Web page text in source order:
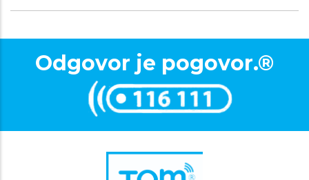
Odgovor je pogovor.®